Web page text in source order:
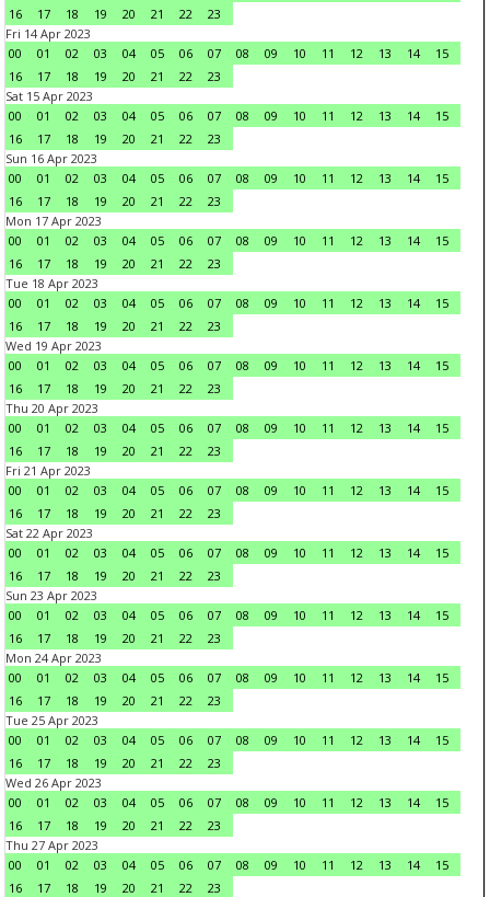
16
17 18 19 20 21 22
23
Fri 14 Apr 2023
00
01 02 03 04 05 06 07 08 09 10 11 12 13 14
15
16
17 18 19 20 21 22
23
Sat 15 Apr 2023
00
01 02 03 04 05 06 07 08 09 10 11 12 13 14
15
16
17 18 19 20 21 22
23
Sun 16 Apr 2023
00
01 02 03 04 05 06 07 08 09 10 11 12 13 14
15
16
17 18 19 20 21 22
23
Mon 17 Apr 2023
00
01 02 03 04 05 06 07 08 09 10 11 12 13 14
15
16
17 18 19 20 21 22
23
Tue 18 Apr 2023
00
01 02 03 04 05 06 07 08 09 10 11 12 13 14
15
16
17 18 19 20 21 22
23
Wed 19 Apr 2023
00
01 02 03 04 05 06 07 08 09 10 11 12 13 14
15
16
17 18 19 20 21 22
23
Thu 20 Apr 2023
00
01 02 03 04 05 06 07 08 09 10 11 12 13 14
15
16
17 18 19 20 21 22
23
Fri 21 Apr 2023
00
01 02 03 04 05 06 07 08 09 10 11 12 13 14
15
16
17 18 19 20 21 22
23
Sat 22 Apr 2023
00
01 02 03 04 05 06 07 08 09 10 11 12 13 14
15
16
17 18 19 20 21 22
23
Sun 23 Apr 2023
00
01 02 03 04 05 06 07 08 09 10 11 12 13 14
15
16
17 18 19 20 21 22
23
Mon 24 Apr 2023
00
01 02 03 04 05 06 07 08 09 10 11 12 13 14
15
16
17 18 19 20 21 22
23
Tue 25 Apr 2023
00
01 02 03 04 05 06 07 08 09 10 11 12 13 14
15
16
17 18 19 20 21 22
23
Wed 26 Apr 2023
00
01 02 03 04 05 06 07 08 09 10 11 12 13 14
15
16
17 18 19 20 21 22
23
Thu 27 Apr 2023
00
01 02 03 04 05 06 07 08 09 10 11 12 13 14
15
16
17 18 19 20 21 22
23